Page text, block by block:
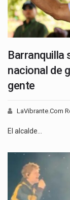
Barranquilla
nacional de
gente
LaVibrante.Com
El alcalde…